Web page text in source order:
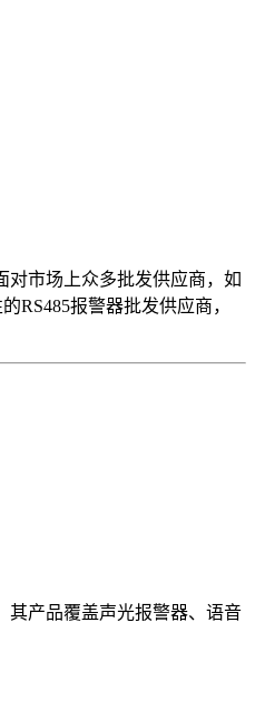
对市场上众多批发供应商，如
RS485报警器批发供应商，
其产品覆盖声光报警器、语音